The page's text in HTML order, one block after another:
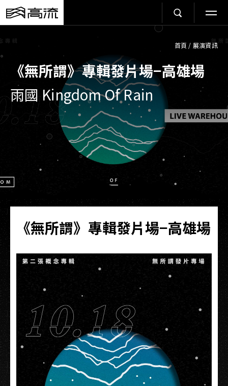
首頁 / 展演資訊
《無所謂》專輯發片場−高雄場
雨國 Kingdom Of Rain
《無所謂》專輯發片場−高雄場